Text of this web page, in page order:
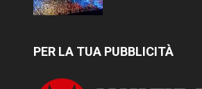
PER LA TUA PUBBLICITÀ